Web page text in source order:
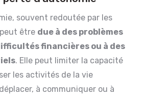
souvent redoutée par les
être due à des problèmes
financières ou à des
. Elle peut limiter la capacité
les activités de la vie
à communiquer ou à